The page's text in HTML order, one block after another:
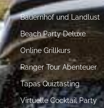
Bauernhof und Landlust
Beach Party Deluxe
Online Grillkurs
Ranger Tour Abenteuer
Tapas Quiztasting
Virtuelle Cocktail Party